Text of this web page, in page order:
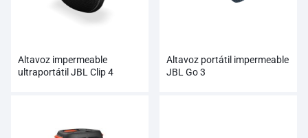
Altavoz impermeable
ultraportátil JBL Clip 4
Altavoz portátil impermeable
JBL Go 3